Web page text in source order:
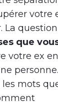
votre
La
que
votre ex en
les mots